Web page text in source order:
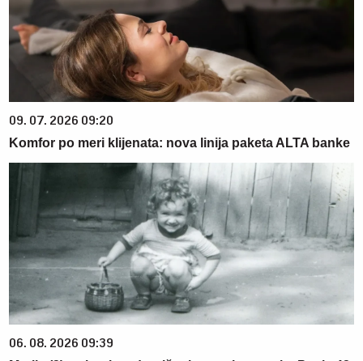
09. 07. 2026 09:20
Komfor po meri klijenata: nova linija paketa ALTA banke
06. 08. 2026 09:39